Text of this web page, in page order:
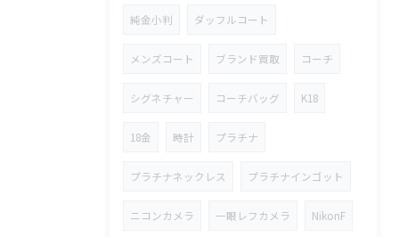
純金小判 ダッフルコート
メンズコート ブランド買取 コーチ
シグネチャー コーチバッグ K18
18金 時計 プラチナ
プラチナネックレス プラチナインゴット
ニコンカメラ 一眼レフカメラ NikonF